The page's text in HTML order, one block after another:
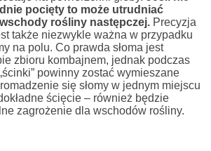
pocięty to może utrudniać
rośliny następczej. Precyzja
także niezwykle ważna w przypadku
na polu. Co prawda słoma jest
zbioru kombajnem, jednak podczas
powinny zostać wymieszane
się słomy w jednym miejscu
ścięcie – również będzie
zagrożenie dla wschodów rośliny.